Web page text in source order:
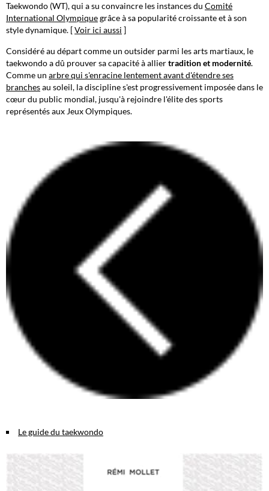
Taekwondo (WT), qui a su convaincre les instances du Comité
International Olympiquegrâce à sa popularité croissante et à son
style dynamique. [Voir ici aussi ]
Considéré au départ comme un outsider parmi les arts martiaux, le
taekwondo a dû prouver sa capacité à alliertradition et modernité.
Comme un arbre qui s'enracine lentement avant d'étendre ses
branchesau soleil, la discipline s'est progressivement imposée dans le
cœur du public mondial, jusqu'à rejoindre l'élite des sports
représentés aux Jeux Olympiques.
Le guide du taekwondo